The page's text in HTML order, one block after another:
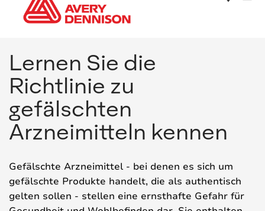
Lernen Sie die
Richtlinie zu
gefälschten
Arzneimitteln kennen
Gefälschte Arzneimittel - bei denen es sich um
gefälschte Produkte handelt, die als authentisch
gelten sollen - stellen eine ernsthafte Gefahr für